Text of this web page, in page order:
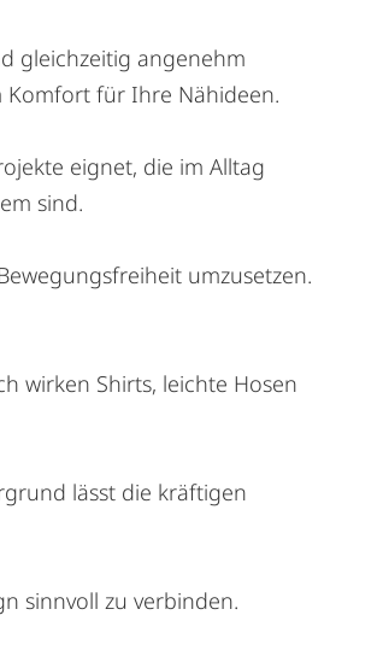
gleichzeitig angenehm
Komfort für Ihre Nähideen.
eignet, die im Alltag
sind.
umzusetzen.
wirken Shirts, leichte Hosen
lässt die kräftigen
sinnvoll zu verbinden.